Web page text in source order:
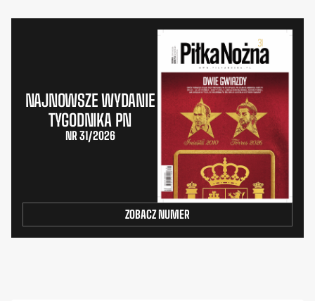
NAJNOWSZE WYDANIE
TYGODNIKA PN
NR 31/2026
ZOBACZ NUMER